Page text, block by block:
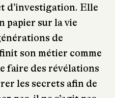
d’investigation. Elle
papier sur la vie
de
son métier comme
faire des révélations
les secrets afin de